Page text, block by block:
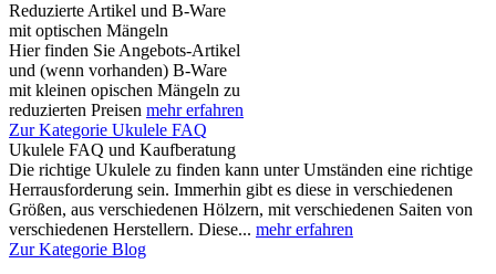
Reduzierte Artikel und B-Ware
mit optischen Mängeln
Hier finden Sie Angebots-Artikel
und (wenn vorhanden) B-Ware
mit kleinen opischen Mängeln zu
reduzierten Preisen mehr erfahren
Zur Kategorie Ukulele FAQ
Ukulele FAQ und Kaufberatung
Die richtige Ukulele zu finden kann unter Umständen eine richtige
Herrausforderung sein. Immerhin gibt es diese in verschiedenen
Größen, aus verschiedenen Hölzern, mit verschiedenen Saiten von
verschiedenen Herstellern. Diese... mehr erfahren
Zur Kategorie Blog